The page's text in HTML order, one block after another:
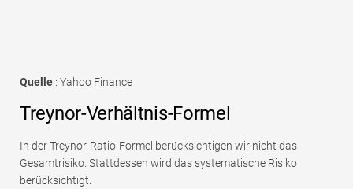
Quelle : Yahoo Finance
Treynor-Verhältnis-Formel
In der Treynor-Ratio-Formel berücksichtigen wir nicht das
Gesamtrisiko. Stattdessen wird das systematische Risiko
berücksichtigt.